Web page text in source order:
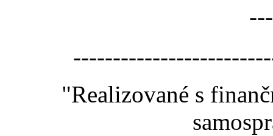
"Realizované s